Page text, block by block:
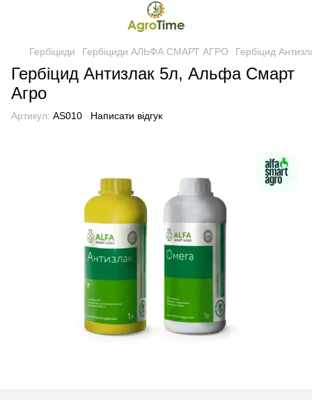
Гербіциди Гербіциди АЛЬФА СМАРТ АГРО Гербіцид
Гербіцид Антизлак 5л, Альфа Смарт
Агро
Артикул: AS010 Написати відгук